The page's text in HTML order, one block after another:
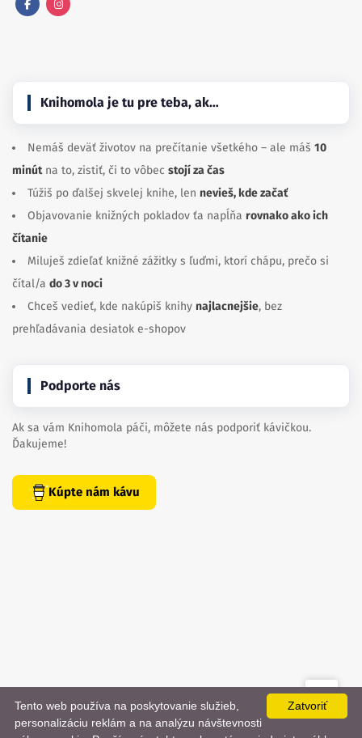
Knihomola je tu pre teba, ak…
Nemáš deväť životov na prečítanie všetkého – ale máš 10
minútna to, zistiť, či to vôbec stojí za čas
Túžiš po ďalšej skvelej knihe, len nevieš, kde začať
Objavovanie knižných pokladov ťa napĺňa rovnako ako ich
čítanie
Miluješ zdieľať knižné zážitky s ľuďmi, ktorí chápu, prečo si
čítal/a do 3 v noci
Chceš vedieť, kde nakúpiš knihy najlacnejšie, bez
prehľadávania desiatok e-shopov
Podporte nás
Ak sa vám Knihomola páči, môžete nás podporiť kávičkou.
Ďakujeme!
Kúpte nám kávu
created bydanielhrenak.sk
📨
Zatvoriť
Tento web používa na poskytovanie služieb,
personalizáciu reklám a na analýzu návštevnosti